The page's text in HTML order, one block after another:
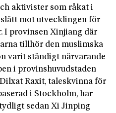
aktivister som råkat i
mot utvecklingen för
I provinsen Xinjiang där
tillhör den muslimska
varit ständigt närvarande
i provinshuvudstaden
Raxit, taleskvinna för
i Stockholm, har
sedan Xi Jinping